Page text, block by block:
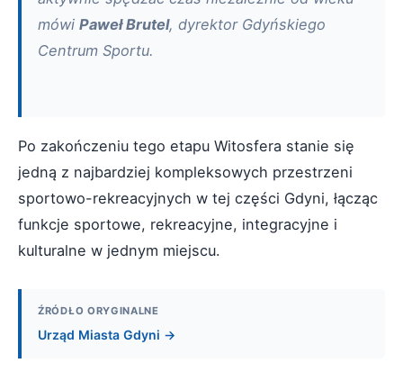
mówi Paweł Brutel, dyrektor Gdyńskiego
Centrum Sportu.
Po zakończeniu tego etapu Witosfera stanie się
jedną z najbardziej kompleksowych przestrzeni
sportowo-rekreacyjnych w tej części Gdyni, łącząc
funkcje sportowe, rekreacyjne, integracyjne i
kulturalne w jednym miejscu.
ŹRÓDŁO ORYGINALNE
Urząd Miasta Gdyni →